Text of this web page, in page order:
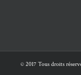
© 2017 Tous droits